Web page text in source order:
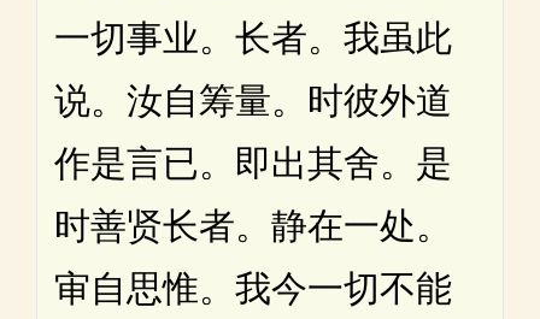
一切事业。长者。我虽此
说。汝自筹量。时彼外道
作是言已。即出其舍。是
时善贤长者。静在一处。
审自思惟。我今一切不能